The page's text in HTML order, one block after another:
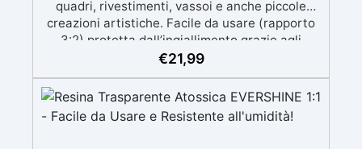
quadri, rivestimenti, vassoi e anche piccole
creazioni artistiche. Facile da usare (rapporto
3:2) protetta dall’ingiallimento grazie agli
speciali filtri UV Formula densa : non cola via,
in 12-24h garantendo una superficie lucida e
brillante
€21,99